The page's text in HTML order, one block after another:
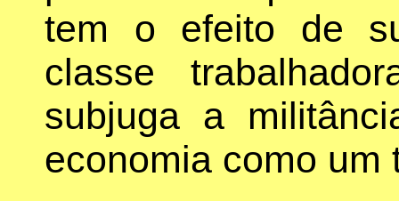
tem o efeito de
classe
subjuga a
economia como um